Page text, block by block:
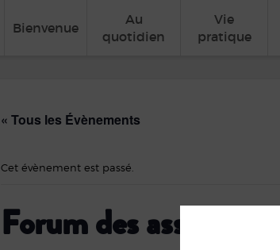
Bienvenue
Au
quotidien
Vie
pratique
« Tous les Évènements
Cet évènement est passé.
Forum des associations